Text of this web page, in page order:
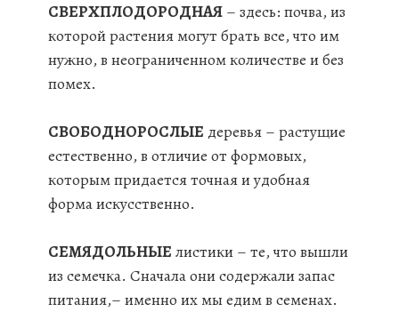
СВЕРХПЛОДОРОДНАЯ – здесь: почва, из
которой растения могут брать все, что им
нужно, в неограниченном количестве и без
помех.
СВОБОДНОРОСЛЫЕ деревья – растущие
естественно, в отличие от формовых,
которым придается точная и удобная
форма искусственно.
СЕМЯДОЛЬНЫЕ листики – те, что вышли
из семечка. Сначала они содержали запас
питания,– именно их мы едим в семенах.